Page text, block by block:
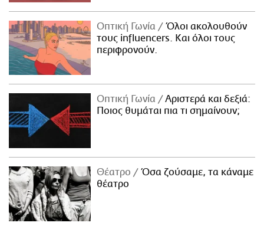
Οπτική Γωνία
Όλοι ακολουθούν
τους influencers. Και όλοι τους
περιφρονούν.
Οπτική Γωνία
Αριστερά και δεξιά:
Ποιος θυμάται πια τι σημαίνουν;
Θέατρο
Όσα ζούσαμε, τα κάναμε
θέατρο